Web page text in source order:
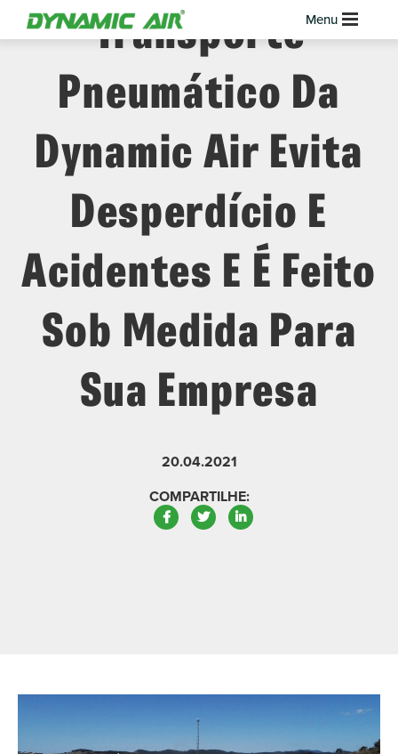
Transporte
Pneumático Da
Dynamic Air Evita
Desperdício E
Acidentes E É Feito
Sob Medida Para
Sua Empresa
20.04.2021
COMPARTILHE:
Facebook
TwitterLinkedIn